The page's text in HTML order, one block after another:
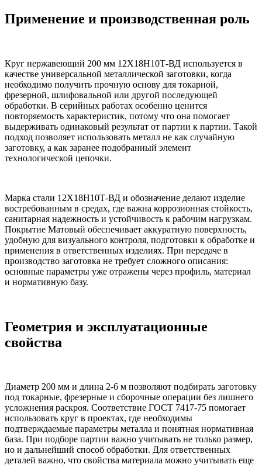
Применение и производственная роль
Круг нержавеющий 200 мм 12Х18Н10Т-ВД используется в
качестве универсальной металлической заготовки, когда
необходимо получить прочную основу для токарной,
фрезерной, шлифовальной или другой последующей
обработки. В серийных работах особенно ценится
повторяемость характеристик, потому что она помогает
выдерживать одинаковый результат от партии к партии. Такой
подход позволяет использовать металл не как случайную
заготовку, а как заранее подобранный элемент
технологической цепочки.
Марка стали 12Х18Н10Т-ВД и обозначение делают изделие
востребованным в средах, где важна коррозионная стойкость,
санитарная надежность и устойчивость к рабочим нагрузкам.
Покрытие Матовый обеспечивает аккуратную поверхность,
удобную для визуального контроля, подготовки к обработке и
применения в ответственных изделиях. При передаче в
производство заготовка не требует сложного описания:
основные параметры уже отражены через профиль, материал
и нормативную базу.
Геометрия и эксплуатационные
свойства
Диаметр 200 мм и длина 2-6 м позволяют подбирать заготовку
под токарные, фрезерные и сборочные операции без лишнего
усложнения раскроя. Соответствие ГОСТ 7417-75 помогает
использовать круг в проектах, где необходимы
подтверждаемые параметры металла и понятная нормативная
база. При подборе партии важно учитывать не только размер,
но и дальнейший способ обработки. Для ответственных
деталей важно, что свойства материала можно учитывать еще